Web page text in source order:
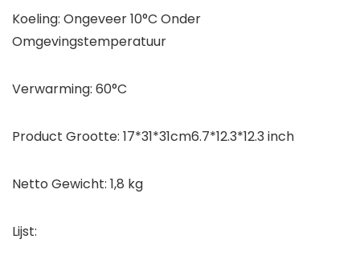
Koeling: Ongeveer 10°C Onder
Omgevingstemperatuur
Verwarming: 60°C
Product Grootte: 17*31*31cm6.7*12.3*12.3 inch
Netto Gewicht: 1,8 kg
Lijst: